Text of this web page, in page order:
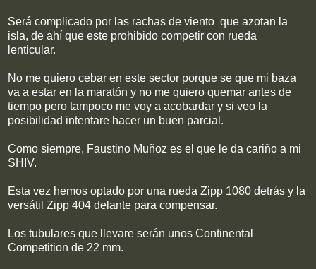
Será complicado por las rachas de viento que azotan la
isla, de ahí que este prohibido competir con rueda
lenticular.
No me quiero cebar en este sector porque se que mi baza
va a estar en la maratón y no me quiero quemar antes de
tiempo pero tampoco me voy a acobardar y si veo la
posibilidad intentare hacer un buen parcial.
Como siempre, Faustino Muñoz es el que le da cariño a mi
SHIV.
Esta vez hemos optado por una rueda Zipp 1080 detrás y la
versátil Zipp 404 delante para compensar.
Los tubulares que llevare serán unos Continental
Competition de 22 mm.